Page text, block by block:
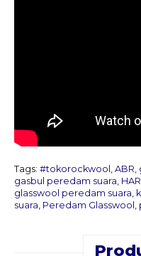
Tags: #tokorockwool , ABR,
gasbul peredam suara,
glasswool peredam suara,
suara, Peredam Glasswool ,